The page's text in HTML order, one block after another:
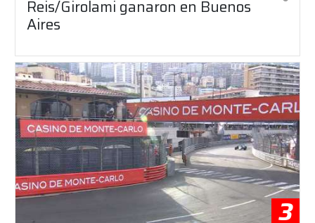
Reis/Girolami ganaron en Buenos
Aires
3